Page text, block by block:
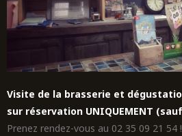
Visite de la brasserie et
sur réservation UNIQUEMENT
Prenez rendez-vous au 02 35 09 21 54 !